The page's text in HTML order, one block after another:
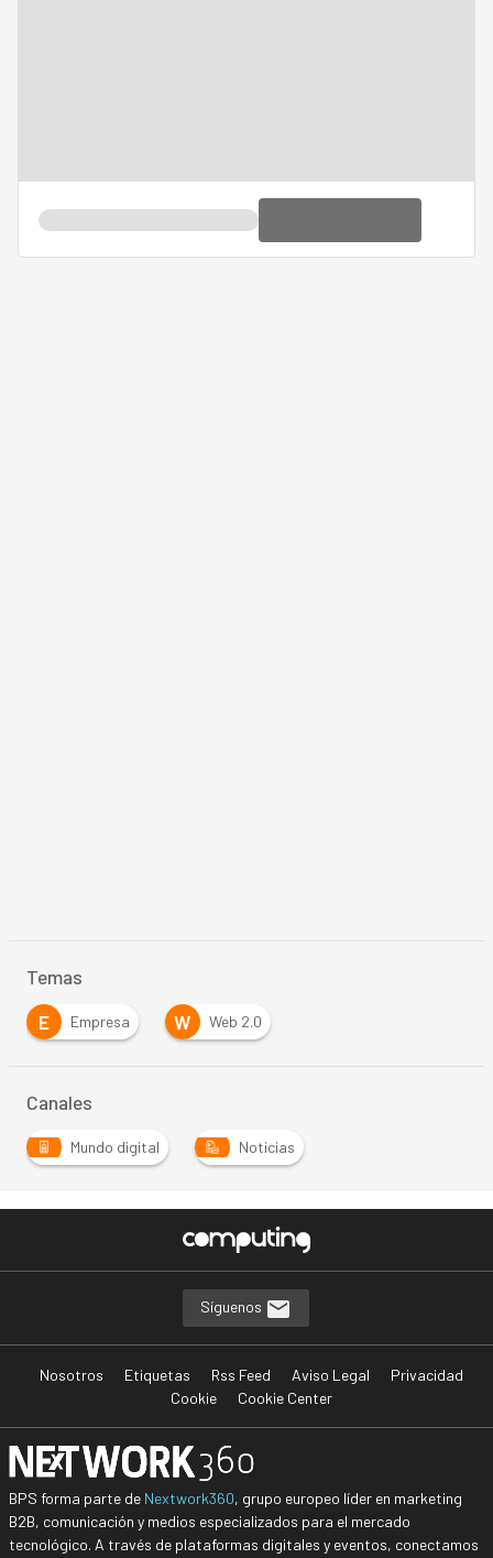
Temas
E
Empresa W Web 2.0
Canales
Mundo digital Noticias
Síguenos
Nosotros Etiquetas Rss Feed Aviso Legal
Privacidad
Cookie
Cookie Center
BPS forma parte de Nextwork360, grupo europeo líder en marketing
B2B, comunicación y medios especializados para el mercado
tecnológico. A través de plataformas digitales y eventos, conectamos